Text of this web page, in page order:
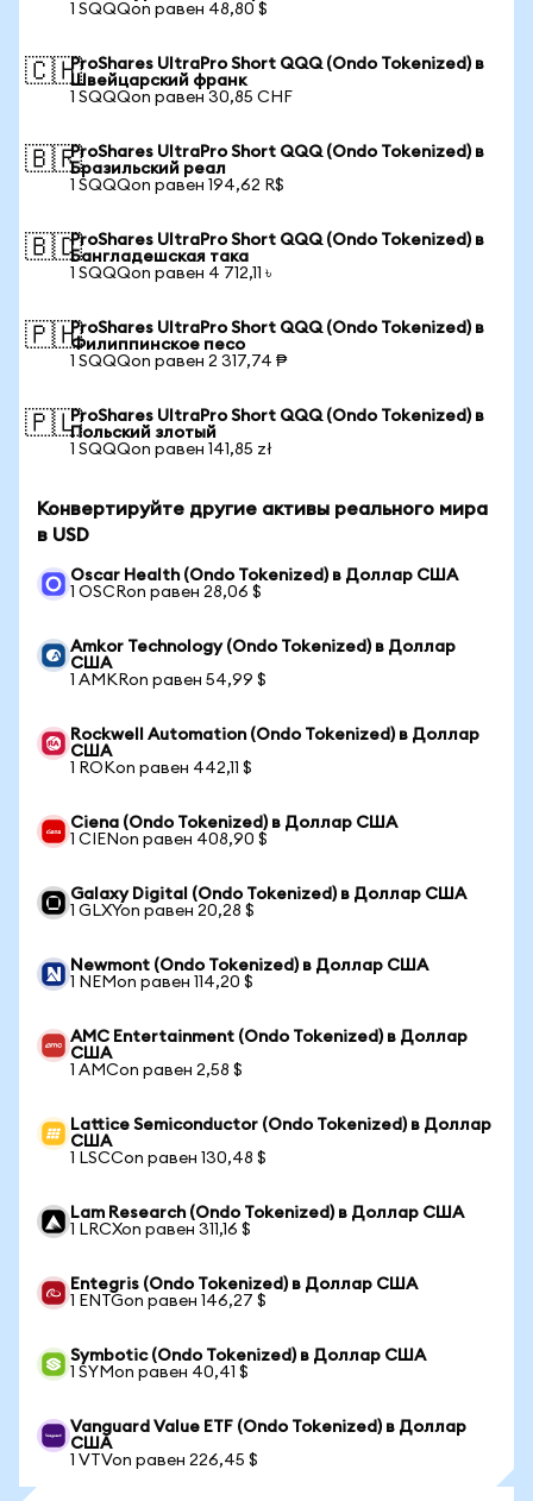
1 SQQQon равен 48,80 $
🇨🇭ProShares UltraPro Short QQQ (Ondo Tokenized) в
Швейцарский франк
1 SQQQon равен 30,85 CHF
🇧🇷ProShares UltraPro Short QQQ (Ondo Tokenized) в
Бразильский реал
1 SQQQon равен 194,62 R$
🇧🇩ProShares UltraPro Short QQQ (Ondo Tokenized) в
Бангладешская така
1 SQQQon равен 4 712,11 ৳
🇵🇭ProShares UltraPro Short QQQ (Ondo Tokenized) в
Филиппинское песо
1 SQQQon равен 2 317,74 ₱
🇵🇱ProShares UltraPro Short QQQ (Ondo Tokenized) в
Польский злотый
1 SQQQon равен 141,85 zł
Конвертируйте другие активы реального мира
в USD
Oscar Health (Ondo Tokenized) в Доллар США
1 OSCRon равен 28,06 $
Amkor Technology (Ondo Tokenized) в Доллар
США
1 AMKRon равен 54,99 $
Rockwell Automation (Ondo Tokenized) в Доллар
США
1 ROKon равен 442,11 $
Ciena (Ondo Tokenized) в Доллар США
1 CIENon равен 408,90 $
Galaxy Digital (Ondo Tokenized) в Доллар США
1 GLXYon равен 20,28 $
Newmont (Ondo Tokenized) в Доллар США
1 NEMon равен 114,20 $
AMC Entertainment (Ondo Tokenized) в Доллар
США
1 AMCon равен 2,58 $
Lattice Semiconductor (Ondo Tokenized) в Доллар
США
1 LSCCon равен 130,48 $
Lam Research (Ondo Tokenized) в Доллар США
1 LRCXon равен 311,16 $
Entegris (Ondo Tokenized) в Доллар США
1 ENTGon равен 146,27 $
Symbotic (Ondo Tokenized) в Доллар США
1 SYMon равен 40,41 $
Vanguard Value ETF (Ondo Tokenized) в Доллар
США
1 VTVon равен 226,45 $